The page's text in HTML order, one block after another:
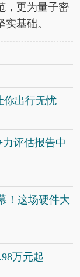
，更为量子密
基础。
你出行无忧
力评估报告中
！这场硬件大
万元起